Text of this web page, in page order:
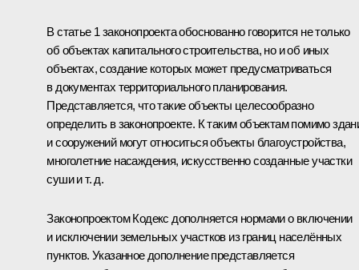
В статье 1 законопроекта обоснованно говорится не только
об объектах капитального строительства, но и об иных
объектах, создание которых может предусматриваться
в документах территориального планирования.
Представляется, что такие объекты целесообразно
определить в законопроекте. К таким объектам помимо
и сооружений могут относиться объекты благоустройства,
многолетние насаждения, искусственно созданные участки
суши и т. д.
Законопроектом Кодекс дополняется нормами о включении
и исключении земельных участков из границ населённых
пунктов. Указанное дополнение представляется